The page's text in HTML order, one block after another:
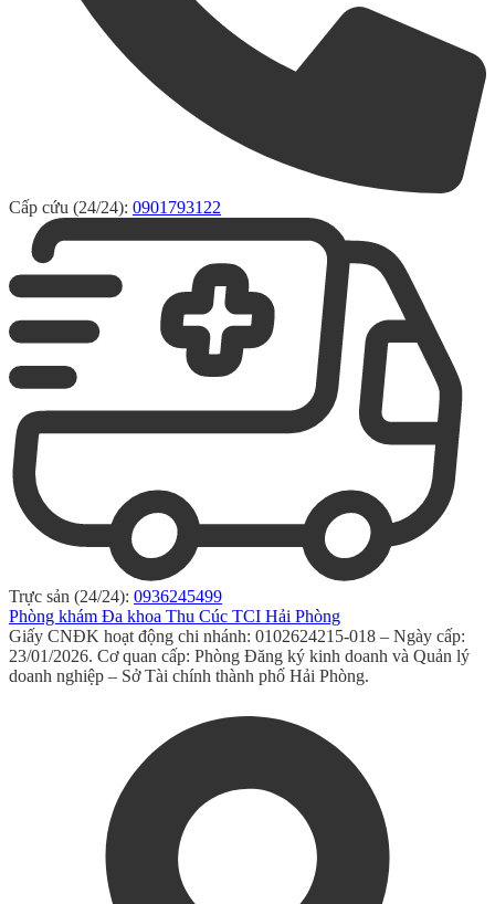
Cấp cứu (24/24): 0901793122
Trực sản (24/24): 0936245499
Phòng khám Đa khoa Thu Cúc TCI Hải Phòng
Giấy CNĐK hoạt động chi nhánh: 0102624215-018 – Ngày cấp:
23/01/2026. Cơ quan cấp: Phòng Đăng ký kinh doanh và Quản lý
doanh nghiệp – Sở Tài chính thành phố Hải Phòng.